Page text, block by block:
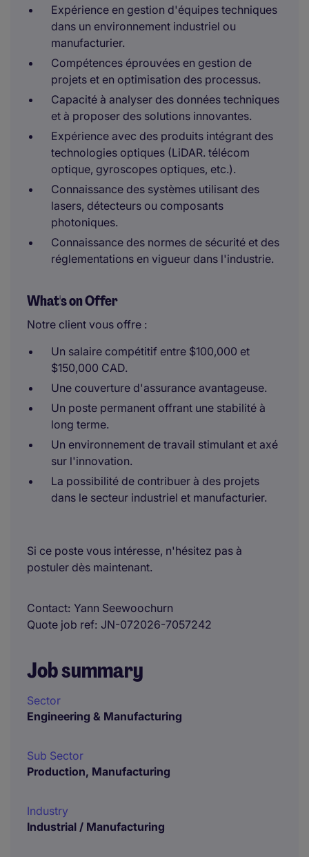
Expérience en gestion d'équipes techniques
dans un environnement industriel ou
manufacturier.
Compétences éprouvées en gestion de
projets et en optimisation des processus.
Capacité à analyser des données techniques
et à proposer des solutions innovantes.
Expérience avec des produits intégrant des
technologies optiques (LiDAR. télécom
optique, gyroscopes optiques, etc.).
Connaissance des systèmes utilisant des
lasers, détecteurs ou composants
photoniques.
Connaissance des normes de sécurité et des
réglementations en vigueur dans l'industrie.
What's on Offer
Notre client vous offre :
Un salaire compétitif entre $100,000 et
$150,000 CAD.
Une couverture d'assurance avantageuse.
Un poste permanent offrant une stabilité à
long terme.
Un environnement de travail stimulant et axé
sur l'innovation.
La possibilité de contribuer à des projets
dans le secteur industriel et manufacturier.
Si ce poste vous intéresse, n'hésitez pas à
postuler dès maintenant.
Contact Yann Seewoochurn
Quote job ref JN-072026-7057242
Job summary
Sector
Engineering & Manufacturing
Sub Sector
Production, Manufacturing
Industry
Industrial / Manufacturing